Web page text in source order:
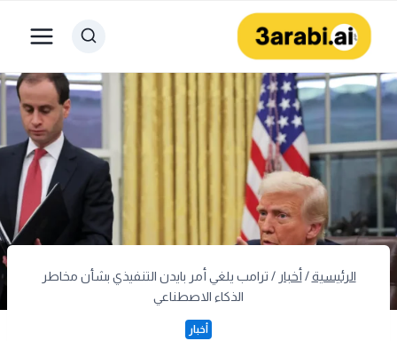
المحتوى
الرئيسية / أخبار / ترامب يلغي أمر بايدن التنفيذي بشأن مخاطر
الذكاء الاصطناعي
أخبار